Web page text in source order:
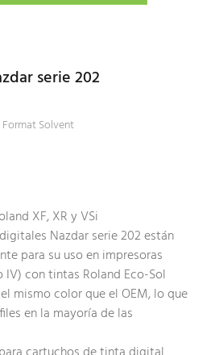
serie 202
Solvent
XF, XR y VSi
Nazdar serie 202 están
para su uso en impresoras
IV) con tintas Roland Eco-Sol
mismo color que el OEM, lo que
en la mayoría de las